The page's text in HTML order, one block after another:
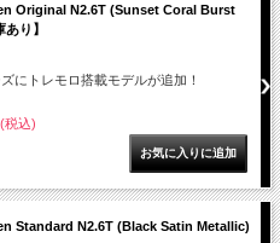
Original N2.6T (Sunset Coral Burst
り】
にトレモロ搭載モデルが追加！
税込)
Standard N2.6T (Black Satin Metallic)